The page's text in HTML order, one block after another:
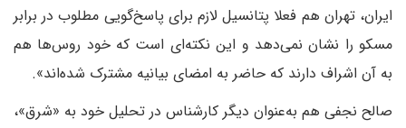
ایران، تهران هم فعلا پتانسیل لازم برای پاسخ‌گویی مطلوب در برابر
مسکو را نشان نمی‌دهد و این نکته‌ای است که خود روس‌ها هم
به آن اشراف دارند که حاضر به امضای بیانیه مشترک شده‌اند».
‌صالح نجفی هم به‌عنوان دیگر کارشناس در تحلیل خود به «شرق»،